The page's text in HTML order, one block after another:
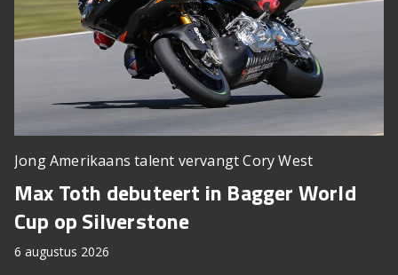
Jong Amerikaans talent vervangt Cory West
Max Toth debuteert in Bagger World
Cup op Silverstone
6 augustus 2026